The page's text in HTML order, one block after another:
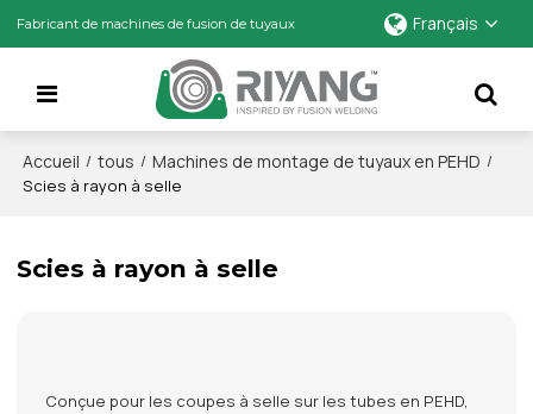
Fabricant de machines de fusion de tuyaux Français
Accueil / tous / Machines de montage de tuyaux en PEHD /
Scies à rayon à selle
Scies à rayon à selle
Conçue pour les coupes à selle sur les tubes en PEHD,